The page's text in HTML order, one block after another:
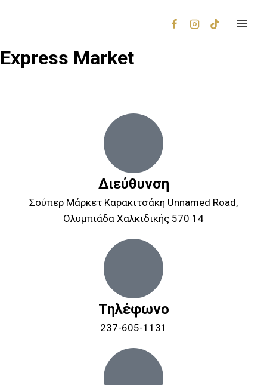
Express Market
Διεύθυνση
Σούπερ Μάρκετ Καρακιτσάκη Unnamed Road,
Ολυμπιάδα Χαλκιδικής 570 14
Τηλέφωνο
237-605-1131